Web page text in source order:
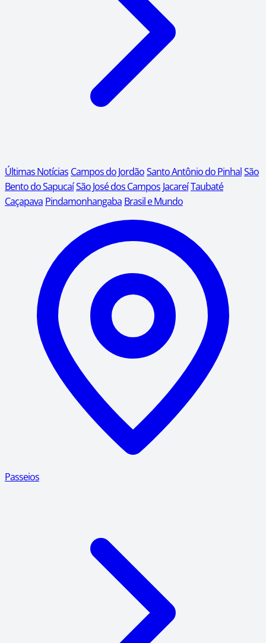
Últimas Notícias Campos do JordãoSanto Antônio do PinhalSão
Bento do SapucaíSão José dos Campos JacareíTaubaté
Caçapava Pindamonhangaba Brasil e Mundo
Passeios